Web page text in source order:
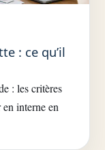
: ce qu’il
: les critères
interne en